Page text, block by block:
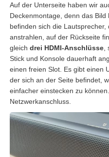
Auf der Unterseite haben wir
Deckenmontage, denn das
befinden sich die
anstrahlen, auf der Rückseite
gleich drei HDMI-Anschlüsse
Stick und Konsole dauerhaft
einen freien Slot. Es gibt einen
der sich an der Seite befindet,
einfacher einstecken zu
Netzwerkanschluss.